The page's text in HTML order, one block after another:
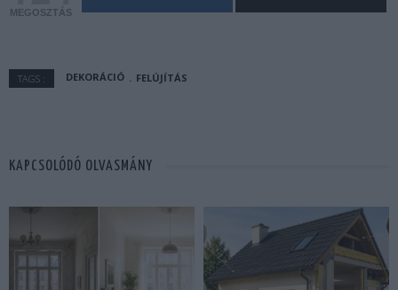
MEGOSZTÁS
TAGS : DEKORÁCIÓ FELÚJÍTÁS
KAPCSOLÓDÓ OLVASMÁNY